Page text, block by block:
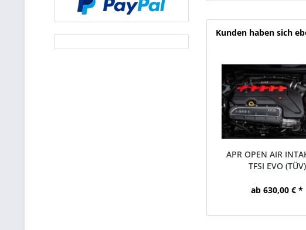
Kunden haben sich
APR OPEN AIR
TFSI EVO (TÜV)
ab 630,00 € *